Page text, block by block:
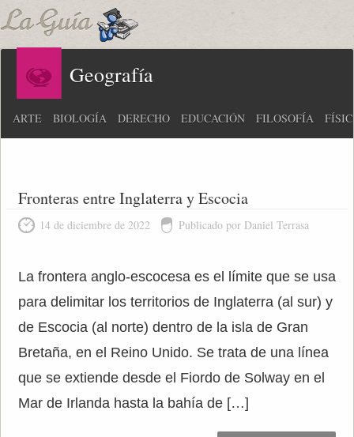
Geografía
ARTE BIOLOGÍA DERECHO EDUCACIÓN FILOSOFÍA
Fronteras entre Inglaterra y Escocia
14 de diciembre de 2022 Publicado por Daniel Terrasa
La frontera anglo-escocesa es el límite que se usa
para delimitar los territorios de Inglaterra (al sur) y
de Escocia (al norte) dentro de la isla de Gran
Bretaña, en el Reino Unido. Se trata de una línea
que se extiende desde el Fiordo de Solway en el
Mar de Irlanda hasta la bahía de […]